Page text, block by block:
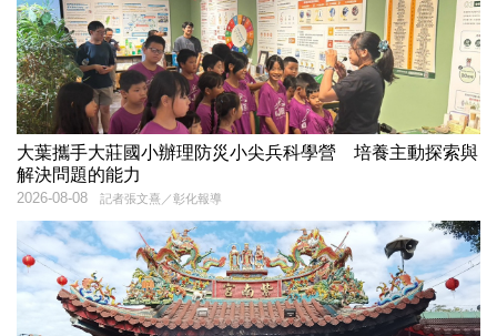
大葉攜手大莊國小辦理防災小尖兵科學營 培養主動探索與
解決問題的能力
記者張文熹／彰化報導
2026-08-08